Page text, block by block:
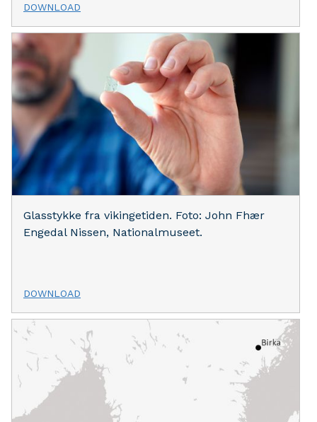
DOWNLOAD
Glasstykke fra vikingetiden. Foto: John Fhær
Engedal Nissen, Nationalmuseet.
DOWNLOAD